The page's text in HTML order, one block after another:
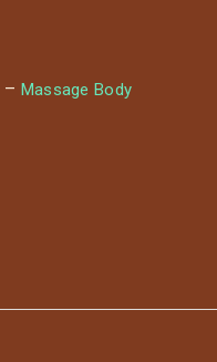
– Massage Body